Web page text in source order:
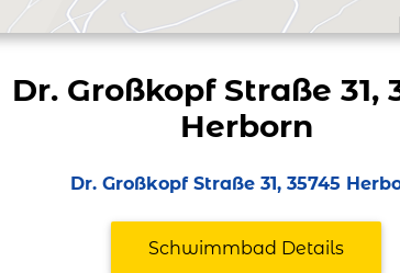
Dr. Großkopf Straße 31,
Herborn
Dr. Großkopf Straße 31, 35745
Schwimmbad Details